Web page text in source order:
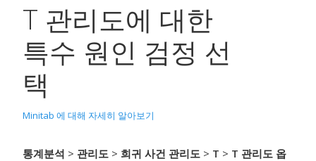
T 관리도에 대한
특수 원인 검정 선
택
Minitab 에 대해 자세히 알아보기
통계분석 > 관리도 > 희귀 사건 관리도 > T > T 관리도 옵